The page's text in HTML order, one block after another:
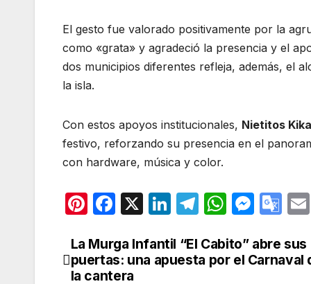
El gesto fue valorado positivamente por la
como «grata» y agradeció la presencia y el
dos municipios diferentes refleja, además, el
la isla.
Con estos apoyos institucionales, Nietitos Kika
festivo, reforzando su presencia en el
con hardware, música y color.
Pi
er
e
F
c
e
X
Li
k
e
T
e
gr
W
at
s
M
s
s
G
o
gl
Navegación
de
La Murga Infantil “El Cabito” abre sus
puertas: una apuesta por el Carnaval
la cantera